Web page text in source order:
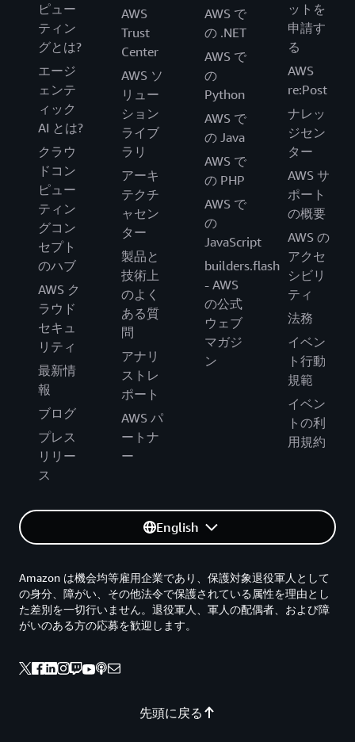
ピュー
ティン
グとは?
エージ
ェンテ
ィック
AI とは?
クラウ
ドコン
ピュー
ティン
グコン
セプト
のハブ
AWS ク
ラウド
セキュ
リティ
最新情
報
ブログ
プレス
リリー
ス
AWS
Trust
Center
AWS ソ
リュー
ション
ライブ
ラリ
アーキ
テクチ
ャセン
ター
製品と
技術上
のよく
ある質
問
アナリ
ストレ
ポート
AWS パ
ートナ
ー
AWS で
の .NET
AWS で
の
Python
AWS で
の Java
AWS で
の PHP
AWS で
の
JavaScript
builders.flash
- AWS
の公式
ウェブ
マガジ
ン
ットを
申請す
る
AWS
re:Post
ナレッ
ジセン
ター
AWS サ
ポート
の概要
AWS の
アクセ
シビリ
ティ
法務
イベン
ト行動
規範
イベン
トの利
用規約
English
先頭に戻る
Amazon は機会均等雇用企業であり、保護対象退役軍人として
の身分、障がい、その他法令で保護されている属性を理由とし
た差別を一切行いません。退役軍人、軍人の配偶者、および障
がいのある方の応募を歓迎します。